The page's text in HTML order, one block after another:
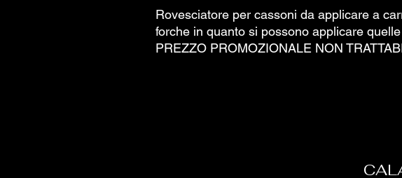
Rovesciatore per cassoni da applicare a
forche in quanto si possono applicare
PREZZO PROMOZIONALE NON